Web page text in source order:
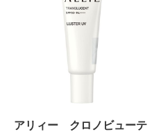
アリィー クロノビューテ